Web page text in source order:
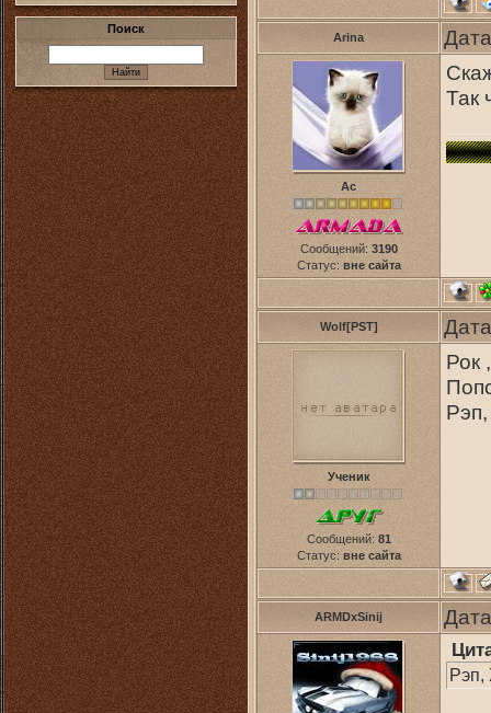
Поиск
Arina
Ас
Сообщений: 3190
Статус: вне сайта
Так
Wolf[PST]
Ученик
Сообщений: 81
Статус: вне сайта
Рок
ARMDxSinij
Рэп,